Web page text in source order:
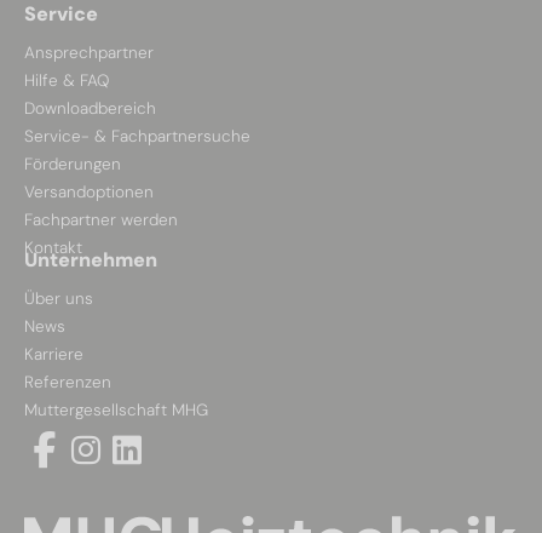
Service
Ansprechpartner
Hilfe & FAQ
Downloadbereich
Service- & Fachpartnersuche
Förderungen
Versandoptionen
Fachpartner werden
Kontakt
Unternehmen
Über uns
News
Karriere
Referenzen
Muttergesellschaft MHG